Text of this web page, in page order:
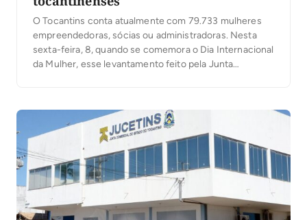
O Tocantins conta atualmente com 79.733 mulheres
empreendedoras, sócias ou administradoras. Nesta
sexta-feira, 8, quando se comemora o Dia Internacional
da Mulher, esse levantamento feito pela Junta
estadual. Atualmente, dentro da estrutura das
empresas com registro ativo no Tocantins, há 42.293
empresárias, 21.169 […]